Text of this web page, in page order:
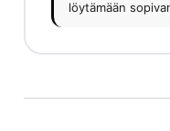
löytämään